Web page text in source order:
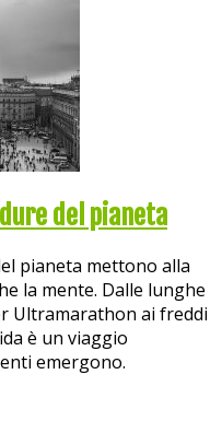
del pianeta
pianeta mettono alla
la mente. Dalle lunghe
Ultramarathon ai freddi
è un viaggio
emergono.